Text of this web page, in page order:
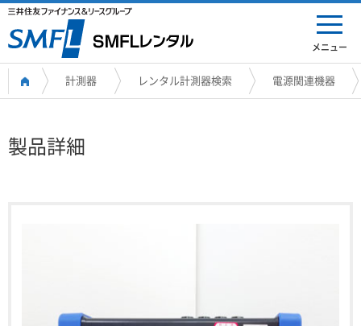
メニュー
計測器 レンタル計測器検索 電源関連機器
製品詳細